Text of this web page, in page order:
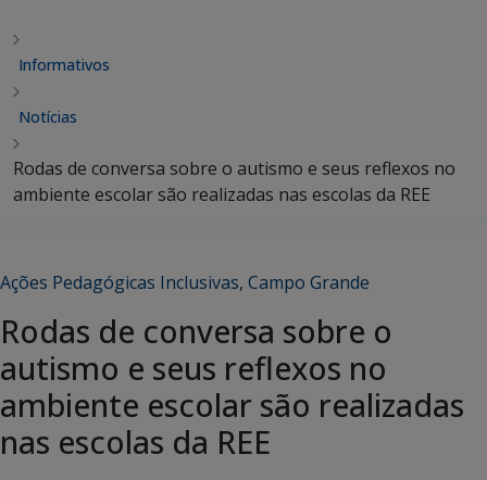
Informativos
Notícias
Rodas de conversa sobre o autismo e seus reflexos no
ambiente escolar são realizadas nas escolas da REE
Ações Pedagógicas Inclusivas, Campo Grande
Rodas de conversa sobre o
autismo e seus reflexos no
ambiente escolar são realizadas
nas escolas da REE